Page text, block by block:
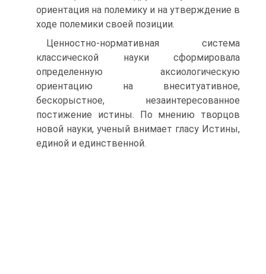
ориентация на полемику и на утверждение в
ходе полемики своей позиции.
Ценностно-нормативная система
классической науки сформировала
определенную аксиологическую
ориентацию на внеситуативное,
бескорыстное, незаинтересованное
постижение истины. По мнению творцов
новой науки, ученый внимает гласу Истины,
единой и единственной.